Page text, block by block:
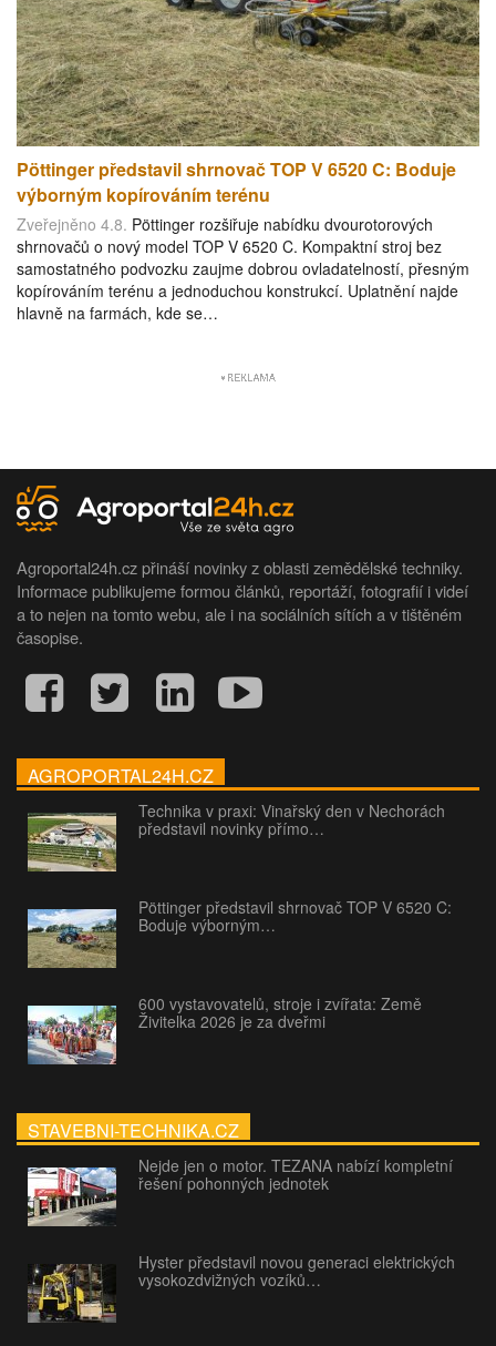
Pöttinger představil shrnovač TOP V 6520 C: Boduje
výborným kopírováním terénu
Zveřejněno 4.8. Pöttinger rozšiřuje nabídku dvourotorových
shrnovačů o nový model TOP V 6520 C. Kompaktní stroj bez
samostatného podvozku zaujme dobrou ovladatelností, přesným
kopírováním terénu a jednoduchou konstrukcí. Uplatnění najde
hlavně na farmách, kde se…
Agroportal24h.cz přináší novinky z oblasti zemědělské techniky.
Informace publikujeme formou článků, reportáží, fotografií i videí
a to nejen na tomto webu, ale i na sociálních sítích a v tištěném
časopise.
AGROPORTAL24H.CZ
Technika v praxi: Vinařský den v Nechorách
představil novinky přímo…
Pöttinger představil shrnovač TOP V 6520 C:
Boduje výborným…
600 vystavovatelů, stroje i zvířata: Země
Živitelka 2026 je za dveřmi
STAVEBNI-TECHNIKA.CZ
Nejde jen o motor. TEZANA nabízí kompletní
řešení pohonných jednotek
Hyster představil novou generaci elektrických
vysokozdvižných vozíků…